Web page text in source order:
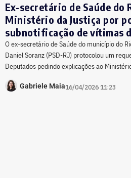
Ex-secretário de Saúde do
Ministério da Justiça por
subnotificação de vítimas
O ex-secretário de Saúde do município do
Daniel Soranz (PSD-RJ) protocolou um
Deputados pedindo explicações ao
Gabriele Maia16/04/2026 11:23